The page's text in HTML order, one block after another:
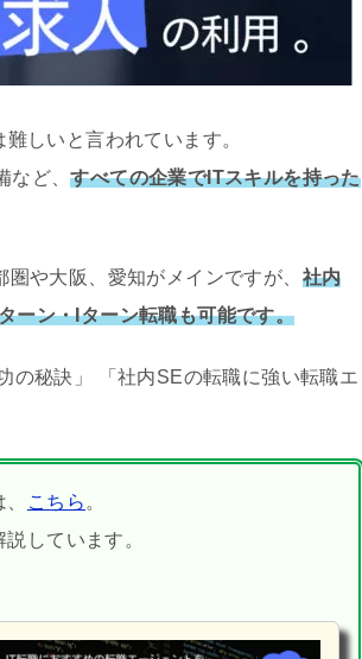
しいと言われています。
など、すべての企業でITスキルを持った
や大阪、愛知がメインですが、 社内
ーン・Iターン転職も可能です。
の秘訣」 「社内SEの転職に強い転職エ
こちら 。
しています。